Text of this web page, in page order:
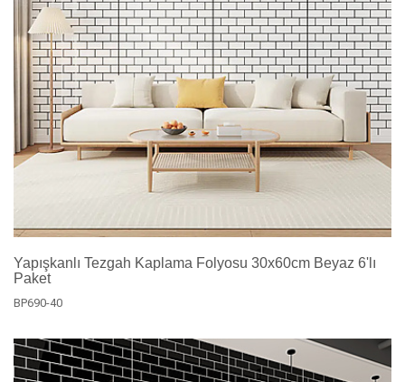
Yapışkanlı Tezgah Kaplama Folyosu 30x60cm Beyaz 6'lı
Paket
BP690-40